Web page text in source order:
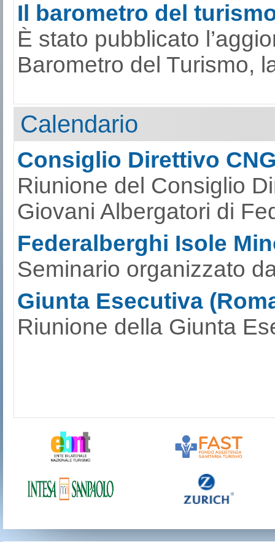
Il barometro del
È stato pubblicato
Barometro del Turismo,
Calendario
Consiglio Direttivo
Riunione del Consiglio
Giovani Albergatori di
Federalberghi Isole
Seminario organizzato
Giunta Esecutiva
Riunione della Giunta